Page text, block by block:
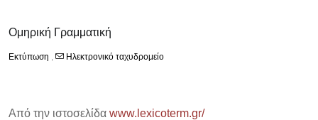
Ομηρική Γραμματική
Εκτύπωση , Ηλεκτρονικό ταχυδρομείο
Από την ιστοσελίδα www.lexicoterm.gr/